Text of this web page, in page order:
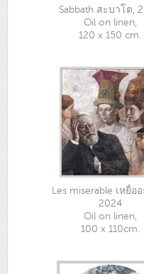
Sabbath สะบาโต,
Oil on linen,
120 x 150 cm.
Les miserable เหยื่อ
2024
Oil on linen,
100 x 110cm.